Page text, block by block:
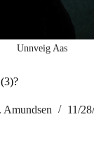
Unnveig Aas
Amundsen 11/